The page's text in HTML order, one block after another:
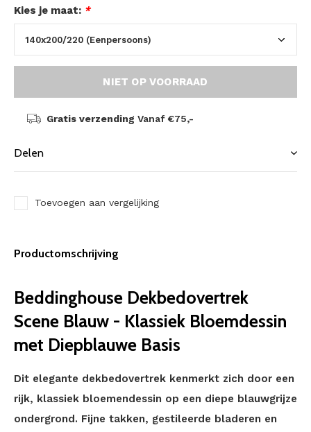
Kies je maat: *
NIET OP VOORRAAD
Gratis verzending Vanaf €75,-
Delen
Toevoegen aan vergelijking
Productomschrijving
Beddinghouse Dekbedovertrek
Scene Blauw - Klassiek Bloemdessin
met Diepblauwe Basis
Dit elegante dekbedovertrek kenmerkt zich door een
rijk, klassiek bloemendessin op een diepe blauwgrijze
ondergrond. Fijne takken, gestileerde bladeren en